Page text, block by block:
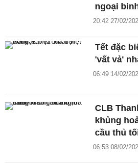
ngoại
20:42 27/02/
Tết đặc
'vất vả'
06:49 14/02/
CLB
khủng
cầu thủ
06:53 08/02/